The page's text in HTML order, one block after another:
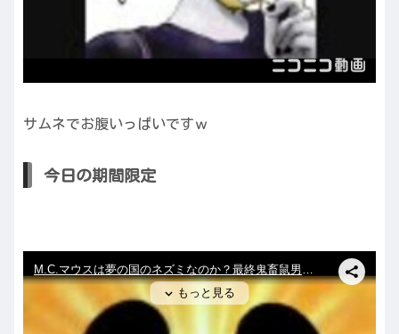
サムネでお腹いっぱいですｗ
今日の期間限定